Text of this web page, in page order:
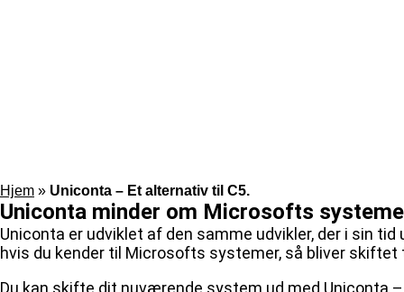
Hjem » Uniconta – Et alternativ til C5.
Uniconta minder om Microsofts
Uniconta er udviklet af den samme udvikler, der i sin
hvis du kender til Microsofts systemer, så bliver skiftet
Du kan skifte dit nuværende system ud med Uniconta